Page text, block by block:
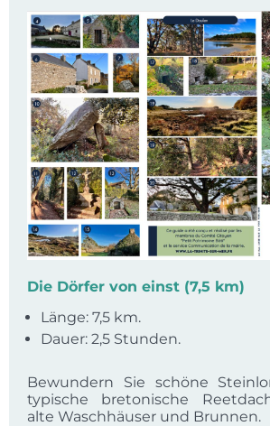
Die Dörfer von einst (7,5 km)
Länge: 7,5 km.
Dauer: 2,5 Stunden.
Bewundern Sie schöne
typische bretonische
alte Waschhäuser und Brunnen.